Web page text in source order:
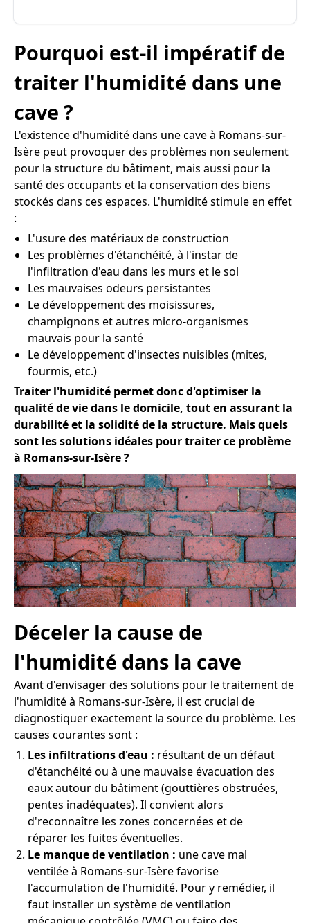
Pourquoi est-il impératif de
traiter l'humidité dans une
cave ?
L'existence d'humidité dans une cave à Romans-sur-
Isère peut provoquer des problèmes non seulement
pour la structure du bâtiment, mais aussi pour la
santé des occupants et la conservation des biens
stockés dans ces espaces. L'humidité stimule en effet
:
L'usure des matériaux de construction
Les problèmes d'étanchéité, à l'instar de
l'infiltration d'eau dans les murs et le sol
Les mauvaises odeurs persistantes
Le développement des moisissures,
champignons et autres micro-organismes
mauvais pour la santé
Le développement d'insectes nuisibles (mites,
fourmis, etc.)
Traiter l'humidité permet donc d'optimiser la
qualité de vie dans le domicile, tout en assurant la
durabilité et la solidité de la structure. Mais quels
sont les solutions idéales pour traiter ce problème
à Romans-sur-Isère ?
Déceler la cause de
l'humidité dans la cave
Avant d'envisager des solutions pour le traitement de
l'humidité à Romans-sur-Isère, il est crucial de
diagnostiquer exactement la source du problème. Les
causes courantes sont :
Les infiltrations d'eau : résultant de un défaut
d'étanchéité ou à une mauvaise évacuation des
eaux autour du bâtiment (gouttières obstruées,
pentes inadéquates). Il convient alors
d'reconnaître les zones concernées et de
réparer les fuites éventuelles.
Le manque de ventilation : une cave mal
ventilée à Romans-sur-Isère favorise
l'accumulation de l'humidité. Pour y remédier, il
faut installer un système de ventilation